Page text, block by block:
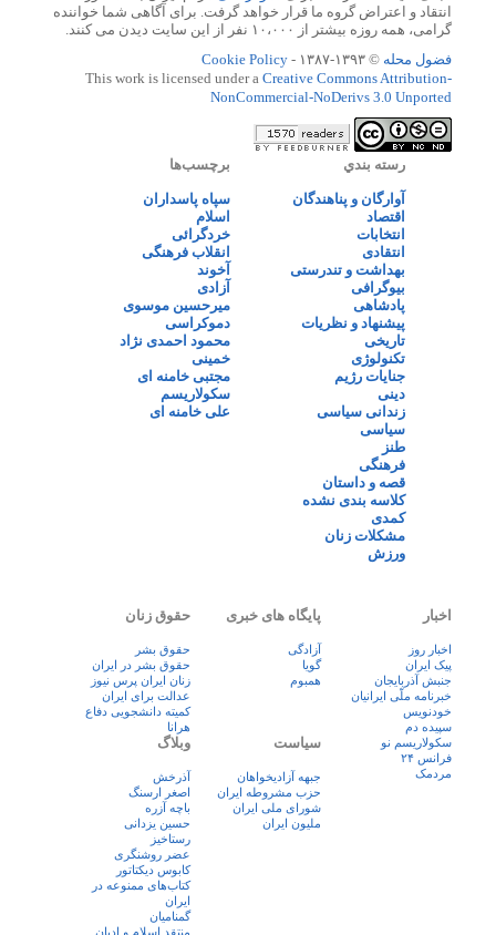
انتقاد و اعتراض گروه ما قرار خواهد گرفت. برای آگاهی شما خواننده
گرامی، همه روزه بیشتر از ۱۰،۰۰۰ نفر از این سایت دیدن می کنند.
فضول محله © ۱۳۹۳-۱۳۸۷ -
Cookie Policy
This work is licensed under a Creative Commons Attribution-
NonCommercial-NoDerivs 3.0 Unported
رسته بندي
آوارگان و پناهندگان
اقتصاد
انتخابات
انتقادی
بهداشت و تندرستی
بیوگرافی
پادشاهی
پیشنهاد و نظریات
تاریخی
تکنولوژی
جنایات رژیم
دینی
زندانی سیاسی
سیاسی
طنز
فرهنگی
قصه و داستان
کلاسه بندی نشده
کمدی
مشکلات زنان
ورزش
برچسب‌ها
سپاه پاسداران
اسلام
خردگرائی
انقلاب فرهنگی
آخوند
آزادی
میرحسین موسوی
دموکراسی
محمود احمدی نژاد
خمینی
مجتبی خامنه ای
سکولاریسم
علی خامنه ای
اخبار
اخبار روز
پيک ايران
جنبش آذربایجان
خبرنامه ملّی ایرانیان
خودنویس
سپیده دم
سکولاریسم نو
فرانس ۲۴
مردمک
پایگاه های خبری
آزادگی
گویا
همبوم
حقوق زنان
حقوق بشر
حقوق بشر در ایران
زنان ايران پرس نيوز
عدالت برای ایران
کمیته دانشجویی دفاع
هرانا
سیاست
جبهه آزادیخواهان
حزب مشروطه ایران
شورای ملی ایران
ملیون ایران
وبلاگ
آذرخش
اصغر ارسنگ
باچه آزره
حسین یزدانی
رستاخیز
عضر روشنگری
کابوس دیکتاتور
کتاب‌های ممنوعه در
ایران
گمنامیان
منتقد اسلام و ادیان